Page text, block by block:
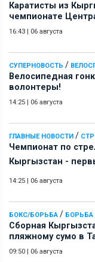
Каратисты из
чемпионате
16:43 06 августа
СУПЕРНОВОСТЬ /
Велосипедная
волонтеры!
14:25 06 августа
ГЛАВНЫЕ НОВОСТИ /
Чемпионат по
Кыргызстан -
14:25 06 августа
БОКС/БОРЬБА / БОРЬБА
Сборная
пляжному сумо в
09:50 06 августа